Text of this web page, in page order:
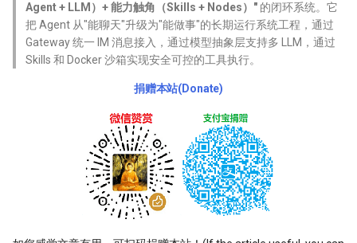
Agent + LLM）+ 能力触角（Skills + Nodes）" 的闭环系统。它
把 Agent 从"能聊天"升级为"能做事"的长期运行系统工程，通过
Gateway 统一 IM 消息接入，通过模型抽象层支持多 LLM，通过
Skills 和 Docker 沙箱实现安全可控的工具执行。
捐赠本站(Donate)